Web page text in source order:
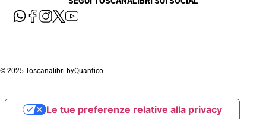
© 2025 Toscanalibri byQuantico
Le tue preferenze relative alla privacy